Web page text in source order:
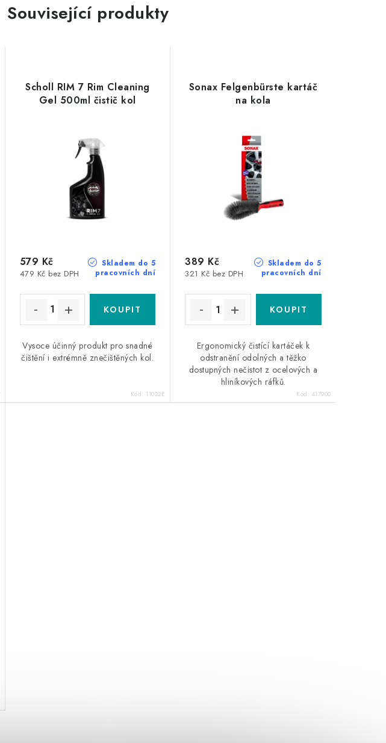
Související produkty
Scholl RIM 7 Rim Cleaning
Gel 500ml čistič kol
Skladem do 5
pracovních dní
479 Kč bez DPH
579 Kč
Vysoce účinný produkt pro snadné
čištění i extrémně znečištěných kol.
Kód: 11022E
Sonax Felgenbürste kartáč
na kola
Skladem do 5
pracovních dní
321 Kč bez DPH
389 Kč
Ergonomický čistící kartáček k
odstranění odolných a těžko
dostupných nečistot z ocelových a
hliníkových ráfků.
Kód: 417900